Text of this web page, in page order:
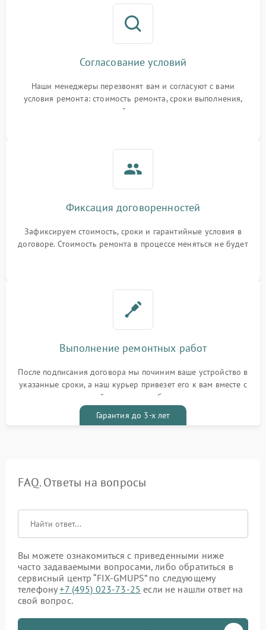
Согласование условий
Наши менеджеры перезвонят вам и согласуют с вами
условия ремонта: стоимость ремонта, сроки выполнения,
гарантийные условия
Фиксация договоренностей
Зафиксируем стоимость, сроки и гарантийные условия в
договоре. Стоимость ремонта в процессе меняться не будет
Выполнение ремонтных работ
После подписания договора мы починим ваше устройство в
указанные сроки, а наш курьер привезет его к вам вместе с
гарантийным талоном бесплатно
Гарантия до 3-х лет
FAQ. Ответы на вопросы
Вы можете ознакомиться с приведенными ниже
часто задаваемыми вопросами, либо обратиться в
сервисный центр “FIX-GMUPS” по следующему
телефону+7 (495) 023-73-25 если не нашли ответ на
свой вопрос.